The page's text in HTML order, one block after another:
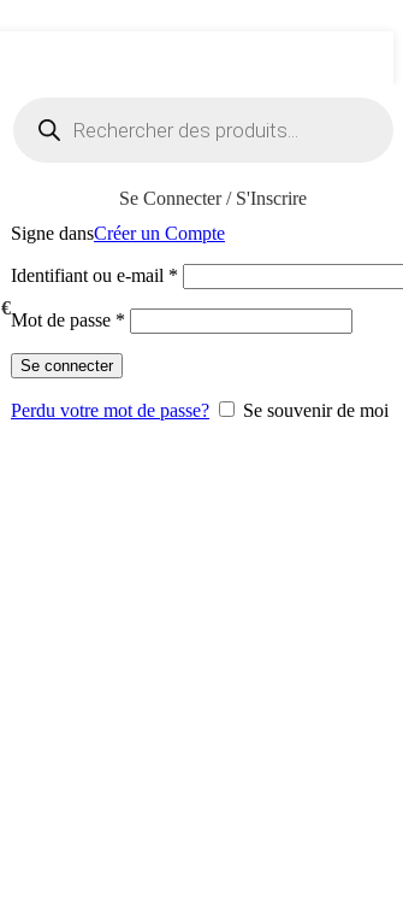
produits
€
Se Connecter / S'Inscrire
Signe dansCréer un Compte
Identifiant ou e-mail *
Mot de passe *
Se connecter
Perdu votre mot de passe? Se souvenir de moi